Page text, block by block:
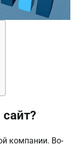
компании. Во-